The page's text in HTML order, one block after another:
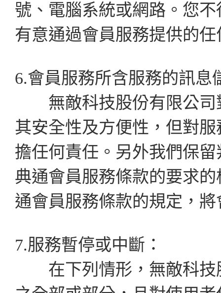
號、電腦系統或網路。您
有意通過會員服務提供的
6.會員服務所含服務的訊息
無敵科技股份有限公司
其安全性及方便性，但對
擔任何責任。另外我們保
典通會員服務條款的要求
通會員服務條款的規定，
7.服務暫停或中斷：
在下列情形，無敵科技